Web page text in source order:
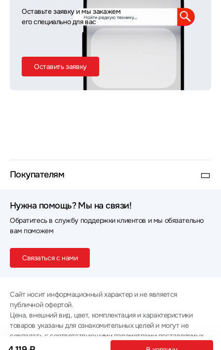
Оставьте заявку и мы закажем
его специально для вас
Оставить заявку
Покупателям
Нужна помощь? Мы на связи!
Обратитесь в службу поддержки клиентов и мы обязательно
вам поможем
Связаться с нами
Сайт носит информационный характер и не является
публичной офертой.
Цена, внешний вид, цвет, комплектация и характеристики
товаров указаны для ознакомительных целей и могут не
совпадать с соответствующими параметрами поставляемых
товаров - уточняйте информацию у менеджера при